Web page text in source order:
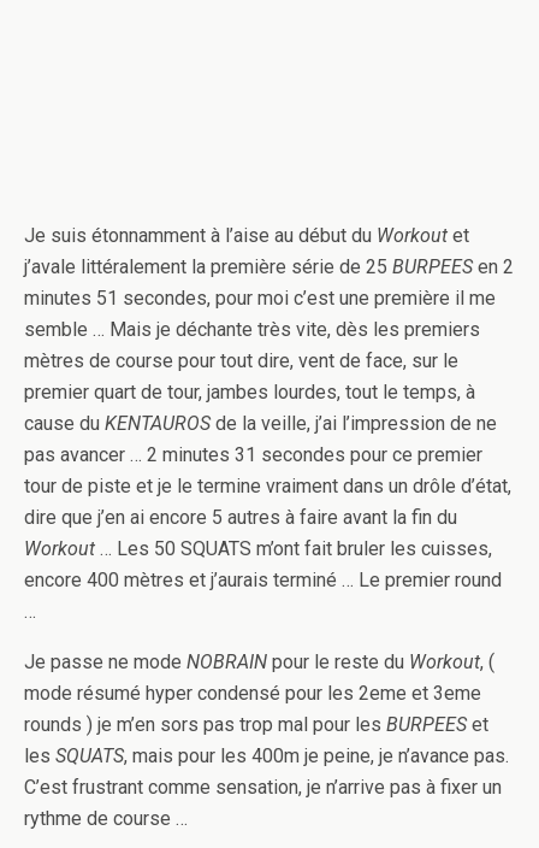
Je suis étonnamment à l’aise au début du Workout et
j’avale littéralement la première série de 25 BURPEES en 2
minutes 51 secondes, pour moi c’est une première il me
semble … Mais je déchante très vite, dès les premiers
mètres de course pour tout dire, vent de face, sur le
premier quart de tour, jambes lourdes, tout le temps, à
cause du KENTAUROS de la veille, j’ai l’impression de ne
pas avancer … 2 minutes 31 secondes pour ce premier
tour de piste et je le termine vraiment dans un drôle d’état,
dire que j’en ai encore 5 autres à faire avant la fin du
Workout … Les 50 SQUATS m’ont fait bruler les cuisses,
encore 400 mètres et j’aurais terminé … Le premier round
…
Je passe ne mode NOBRAIN pour le reste du Workout, (
mode résumé hyper condensé pour les 2eme et 3eme
rounds ) je m’en sors pas trop mal pour les BURPEES et
les SQUATS, mais pour les 400m je peine, je n’avance pas.
C’est frustrant comme sensation, je n’arrive pas à fixer un
rythme de course …